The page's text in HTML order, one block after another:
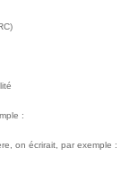
:
on écrirait, par exemple :